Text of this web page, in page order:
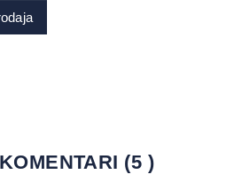
KOMENTARI (5 )